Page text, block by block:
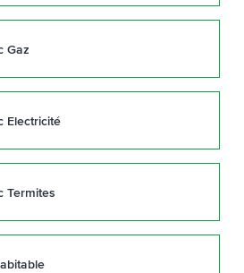
Gaz
Electricité
Termites